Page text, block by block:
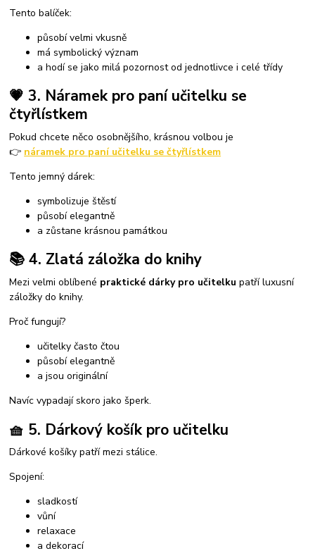
Tento balíček:
působí velmi vkusně
má symbolický význam
a hodí se jako milá pozornost od jednotlivce i celé třídy
💗 3. Náramek pro paní učitelku se
čtyřlístkem
Pokud chcete něco osobnějšího, krásnou volbou je
👉 náramek pro paní učitelku se čtyřlístkem
Tento jemný dárek:
symbolizuje štěstí
působí elegantně
a zůstane krásnou památkou
📚 4. Zlatá záložka do knihy
Mezi velmi oblíbené praktické dárky pro učitelku patří luxusní
záložky do knihy.
Proč fungují?
učitelky často čtou
působí elegantně
a jsou originální
Navíc vypadají skoro jako šperk.
🧺 5. Dárkový košík pro učitelku
Dárkové košíky patří mezi stálice.
Spojení:
sladkostí
vůní
relaxace
a dekorací